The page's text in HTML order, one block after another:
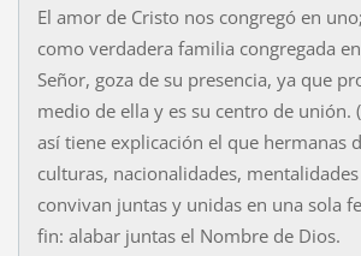
El amor de Cristo nos congregó en
como verdadera familia congregada
Señor, goza de su presencia, ya que
medio de ella y es su centro de unión.
así tiene explicación el que hermanas
culturas, nacionalidades,
convivan juntas y unidas en una sola
fin: alabar juntas el Nombre de Dios.